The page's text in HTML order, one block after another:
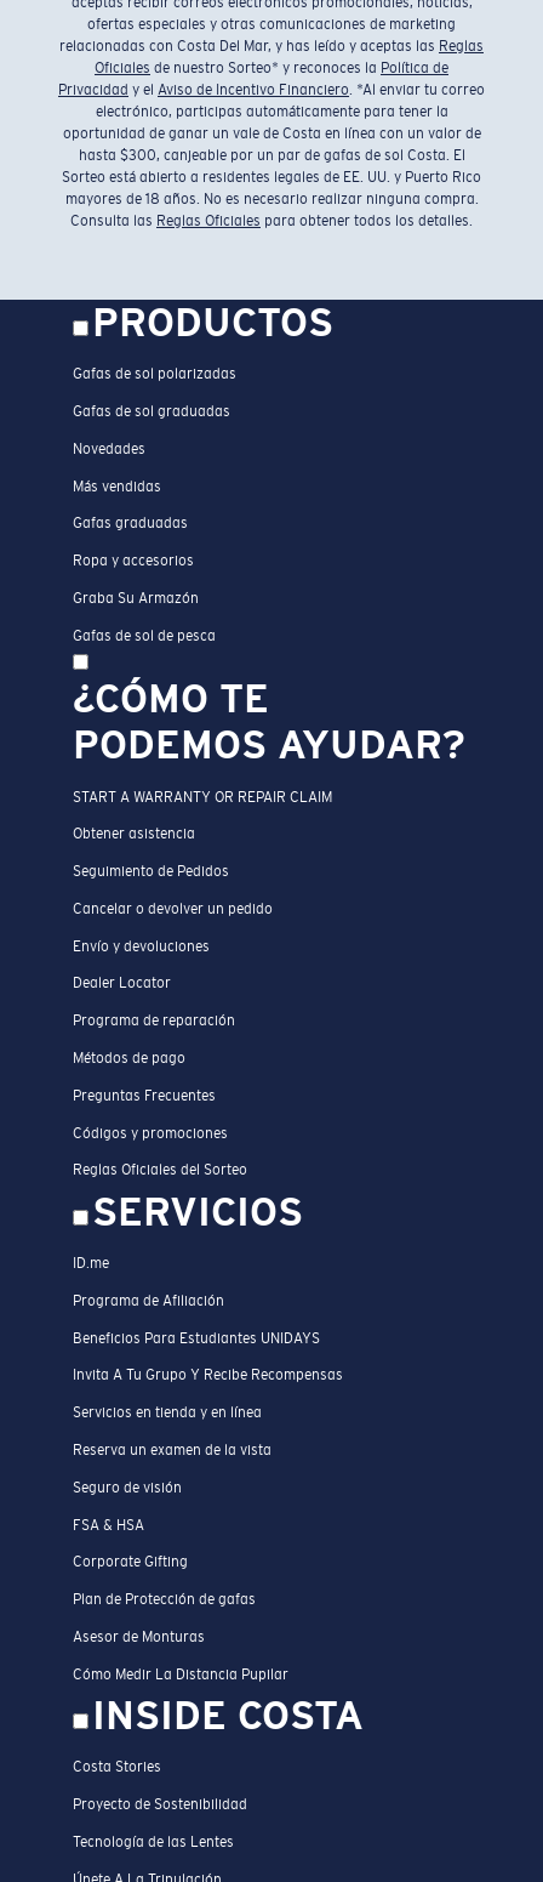
ofertas especiales y otras comunicaciones de marketing
relacionadas con Costa Del Mar, y has leído y aceptas las Reglas
Oficiales de nuestro Sorteo* y reconoces la Política de
Privacidad y el Aviso de Incentivo Financiero. *Al enviar tu correo
electrónico, participas automáticamente para tener la
oportunidad de ganar un vale de Costa en línea con un valor de
hasta $300, canjeable por un par de gafas de sol Costa. El
Sorteo está abierto a residentes legales de EE. UU. y Puerto Rico
mayores de 18 años. No es necesario realizar ninguna compra.
Consulta las Reglas Oficiales para obtener todos los detalles.
PRODUCTOS
Gafas de sol polarizadas
Gafas de sol graduadas
Novedades
Más vendidas
Gafas graduadas
Ropa y accesorios
Graba Su Armazón
Gafas de sol de pesca
¿CÓMO TE
PODEMOS AYUDAR?
START A WARRANTY OR REPAIR CLAIM
Obtener asistencia
Seguimiento de Pedidos
Cancelar o devolver un pedido
Envío y devoluciones
Dealer Locator
Programa de reparación
Métodos de pago
Preguntas Frecuentes
Códigos y promociones
Reglas Oficiales del Sorteo
SERVICIOS
ID.me
Programa de Afiliación
Beneficios Para Estudiantes UNIDAYS
Invita A Tu Grupo Y Recibe Recompensas
Servicios en tienda y en línea
Reserva un examen de la vista
Seguro de visión
FSA & HSA
Corporate Gifting
Plan de Protección de gafas
Asesor de Monturas
Cómo Medir La Distancia Pupilar
INSIDE COSTA
Costa Stories
Proyecto de Sostenibilidad
Tecnología de las Lentes